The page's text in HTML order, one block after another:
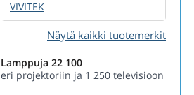
VIVITEK
Näytä kaikki tuotemerkit
Lamppuja 22 100
eri projektoriin ja 1 250 televisioon